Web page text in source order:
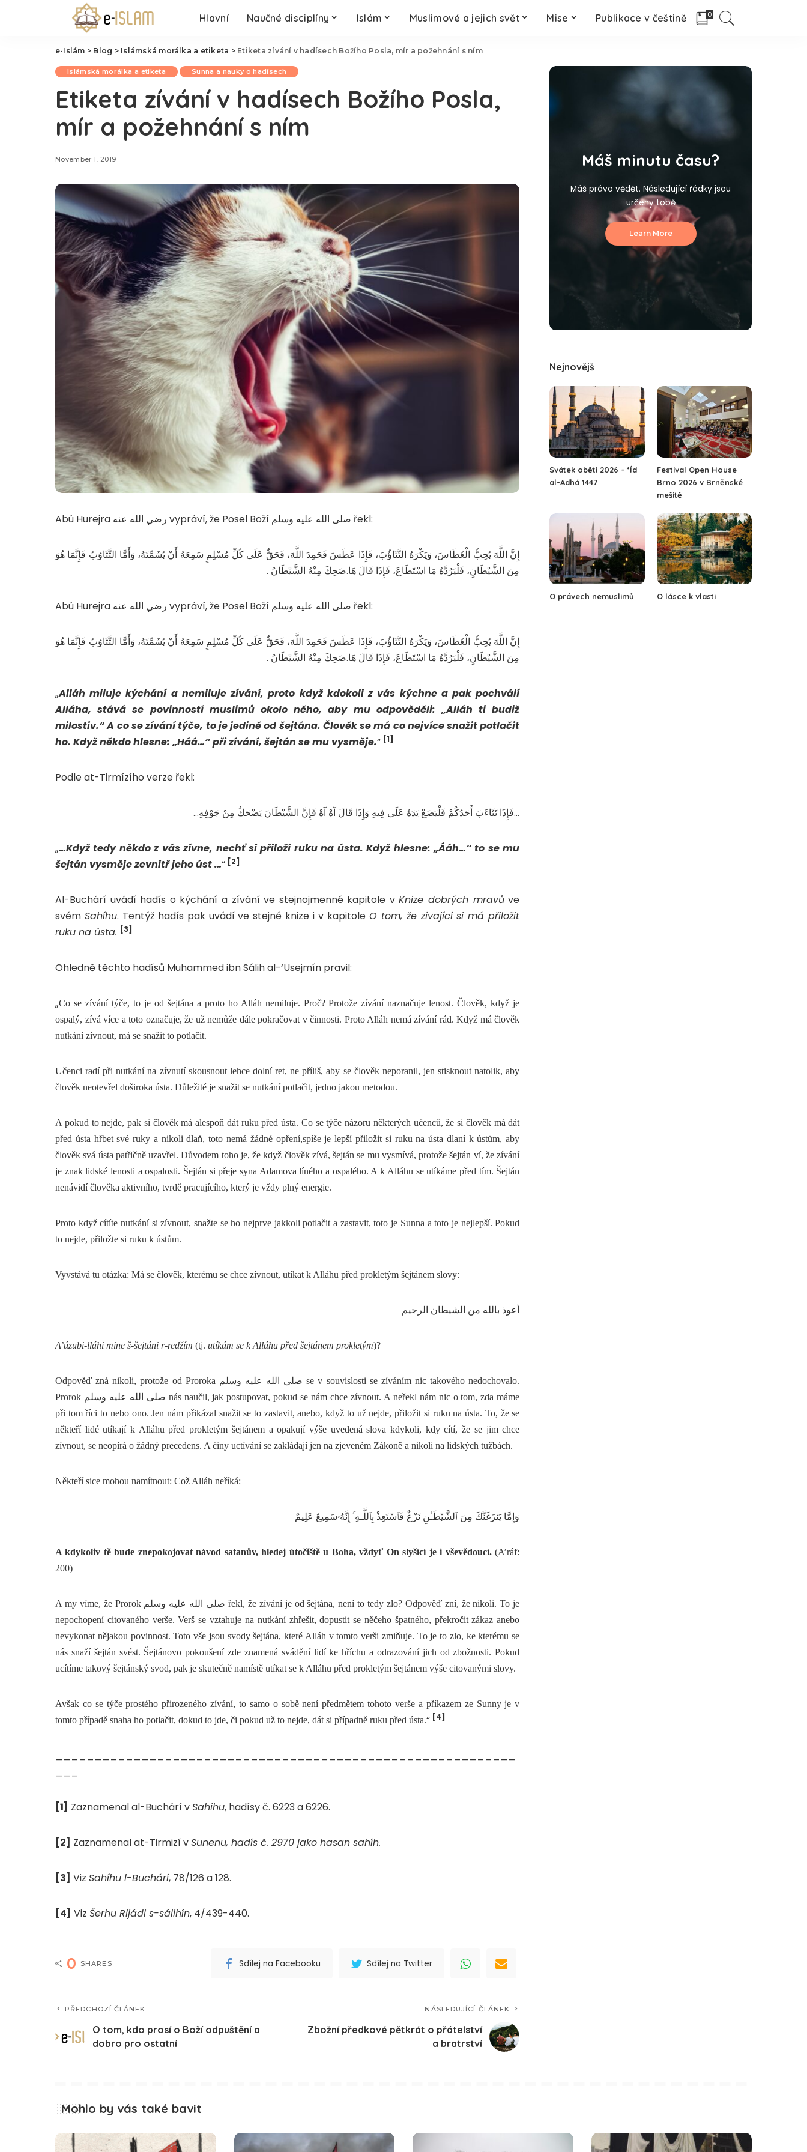
Hlavní Naučné disciplíny Islám Muslimové a jejich svět Mise Publikace v češtině 0
e-Islám > Blog > Islámská morálka a etiketa > Etiketa zívání v hadísech Božího Posla, mír a požehnání s ním
Islámská morálka a etiketa Sunna a nauky o hadísech
Etiketa zívání v hadísech Božího Posla,
mír a požehnání s ním
November 1, 2019
Abú Hurejra رضي الله عنه vypráví, že Posel Boží صلى الله عليه وسلم řekl:
إِنَّ اللَّهَ يُحِبُّ الْعُطَاسَ، وَيَكْرَهُ التَّثَاؤُبَ، فَإِذَا عَطَسَ فَحَمِدَ اللَّهَ، فَحَقٌّ عَلَى كُلِّ مُسْلِمٍ سَمِعَهُ أَنْ يُشَمِّتَهُ، وَأَمَّا التَّثَاوُبُ فَإِنَّمَا هُوَ
مِنَ الشَّيْطَانِ، فَلْيَرُدَّهُ مَا اسْتَطَاعَ، فَإِذَا قَالَ هَا‏.‏ضَحِكَ مِنْهُ الشَّيْطَانُ .
Abú Hurejra رضي الله عنه vypráví, že Posel Boží صلى الله عليه وسلم řekl:
إِنَّ اللَّهَ يُحِبُّ الْعُطَاسَ، وَيَكْرَهُ التَّثَاؤُبَ، فَإِذَا عَطَسَ فَحَمِدَ اللَّهَ، فَحَقٌّ عَلَى كُلِّ مُسْلِمٍ سَمِعَهُ أَنْ يُشَمِّتَهُ، وَأَمَّا التَّثَاوُبُ فَإِنَّمَا هُوَ
مِنَ الشَّيْطَانِ، فَلْيَرُدَّهُ مَا اسْتَطَاعَ، فَإِذَا قَالَ هَا‏.‏ضَحِكَ مِنْهُ الشَّيْطَانُ .
„Alláh miluje kýchání a nemiluje zívání, proto když kdokoli z vás kýchne a pak pochválí
Alláha, stává se povinností muslimů okolo něho, aby mu odpověděli: „Alláh ti budiž
milostiv.“ A co se zívání týče, to je jedině od šejtána. Člověk se má co nejvíce snažit potlačit
ho. Když někdo hlesne: „Háá…“ při zívání, šejtán se mu vysměje.“ [1]
Podle at-Tirmízího verze řekl:
…فَإِذَا تَثَاءَبَ أَحَدُكُمْ فَلْيَضَعْ يَدَهُ عَلَى فِيهِ وَإِذَا قَالَ آهْ آهْ فَإِنَّ الشَّيْطَانَ يَضْحَكُ مِنْ جَوْفِهِ…‏
„…Když tedy někdo z vás zívne, nechť si přiloží ruku na ústa. Když hlesne: „Ááh…“ to se mu
šejtán vysměje zevnitř jeho úst …“ [2]
Al-Buchárí uvádí hadís o kýchání a zívání ve stejnojmenné kapitole vKnize dobrých mravůve
svém Sahíhu. Tentýž hadís pak uvádí ve stejné knize i v kapitole O tom, že zívající si má přiložit
ruku na ústa. [3]
Ohledně těchto hadísů Muhammed ibn Sálih al-‘Usejmín pravil:
„Co se zívání týče, to je od šejtána a proto ho Alláh nemiluje. Proč? Protože zívání naznačuje lenost. Člověk, když je
ospalý, zívá více a toto označuje, že už nemůže dále pokračovat v činnosti. Proto Alláh nemá zívání rád. Když má člověk
nutkání zívnout, má se snažit to potlačit.
Učenci radí při nutkání na zívnutí skousnout lehce dolní ret, ne příliš, aby se člověk neporanil, jen stisknout natolik, aby
člověk neotevřel doširoka ústa. Důležité je snažit se nutkání potlačit, jedno jakou metodou.
A pokud to nejde, pak si člověk má alespoň dát ruku před ústa. Co se týče názoru některých učenců, že si člověk má dát
před ústa hřbet své ruky a nikoli dlaň, toto nemá žádné opření,spíše je lepší přiložit si ruku na ústa dlaní k ústům, aby
člověk svá ústa patřičně uzavřel. Důvodem toho je, že když člověk zívá, šejtán se mu vysmívá, protože šejtán ví, že zívání
je znak lidské lenosti a ospalosti. Šejtán si přeje syna Adamova líného a ospalého. A k Alláhu se utíkáme před tím. Šejtán
nenávidí člověka aktivního, tvrdě pracujícího, který je vždy plný energie.
Proto když cítíte nutkání si zívnout, snažte se ho nejprve jakkoli potlačit a zastavit, toto je Sunna a toto je nejlepší. Pokud
to nejde, přiložte si ruku k ústům.
Vyvstává tu otázka: Má se člověk, kterému se chce zívnout, utíkat k Alláhu před prokletým šejtánem slovy:
أعوذ بالله من الشيطان الرجيم
A’úzubi-lláhi mine š-šejtáni r-redžím (tj. utíkám se k Alláhu před šejtánem prokletým)?
Odpověď zná nikoli, protože od Proroka صلى الله عليه وسلم se v souvislosti se zíváním nic takového nedochovalo.
Prorok صلى الله عليه وسلم nás naučil, jak postupovat, pokud se nám chce zívnout. A neřekl nám nic o tom, zda máme
při tom říci to nebo ono. Jen nám přikázal snažit se to zastavit, anebo, když to už nejde, přiložit si ruku na ústa. To, že se
někteří lidé utíkají k Alláhu před prokletým šejtánem a opakují výše uvedená slova kdykoli, kdy cítí, že se jim chce
zívnout, se neopírá o žádný precedens. A činy uctívání se zakládají jen na zjeveném Zákoně a nikoli na lidských tužbách.
Někteří sice mohou namítnout: Což Alláh neříká:
وَإِمَّا يَنزَغَنَّكَ مِنَ ٱلشَّيْطَـٰنِ نَزْغٌ فَٱسْتَعِذْ بِٱللَّـهِ ۚ إِنَّهُۥسَمِيعٌ عَلِيمٌ
A kdykoliv tě bude znepokojovat návod satanův, hledej útočiště u Boha, vždyť On slyšící je i vševědoucí.(A’ráf:
200)
A my víme, že Prorok صلى الله عليه وسلم řekl, že zívání je od šejtána, není to tedy zlo? Odpověď zní, že nikoli. To je
nepochopení citovaného verše. Verš se vztahuje na nutkání zhřešit, dopustit se něčeho špatného, překročit zákaz anebo
nevykonat nějakou povinnost. Toto vše jsou svody šejtána, které Alláh v tomto verši zmiňuje. To je to zlo, ke kterému se
nás snaží šejtán svést. Šejtánovo pokoušení zde znamená svádění lidí ke hříchu a odrazování jich od zbožnosti. Pokud
ucítíme takový šejtánský svod, pak je skutečně namístě utíkat se k Alláhu před prokletým šejtánem výše citovanými slovy.
Avšak co se týče prostého přirozeného zívání, to samo o sobě není předmětem tohoto verše a příkazem ze Sunny je v
tomto případě snaha ho potlačit, dokud to jde, či pokud už to nejde, dát si případně ruku před ústa.“ [4]
[1] Zaznamenal al-Buchárí vSahíhu, hadísy č. 6223 a 6226.
[2] Zaznamenal at-Tirmizí vSunenu, hadís č. 2970 jako hasan sahíh.
[3] Viz Sahíhu l-Buchárí, 78/126 a 128.
[4] Viz Šerhu Rijádi s-sálihín, 4/439-440.
0 SHARES Sdílej na Facebooku Sdílej na Twitter
PŘEDCHOZÍ ČLÁNEK
O tom, kdo prosí o Boží odpuštění a
dobro pro ostatní
NÁSLEDUJÍCÍ ČLÁNEK
Zbožní předkové pětkrát o přátelství
a bratrství
Máš minutu času?
Máš právo vědět. Následující řádky jsou
určeny tobě
Learn More
Nejnovějš
Svátek oběti 2026 – ‘Íd
al-Adhá 1447
Festival Open House
Brno 2026 v Brněnské
mešitě
O právech nemuslimů O lásce k vlasti
Mohlo by vás také bavit